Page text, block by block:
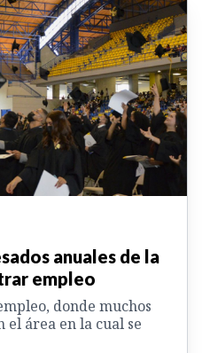
anuales de la
empleo
donde muchos
el área en la cual se